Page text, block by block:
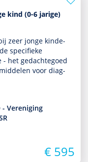
kind (0-6 jarige)
zeer jonge kin­de­
speci­fieke
het gedachtegoed
voor diag­
- Vereniging
€ 595